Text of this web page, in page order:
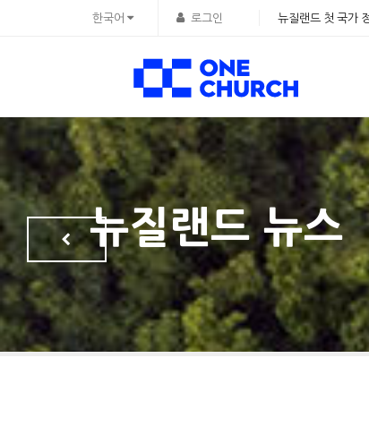
한국어 로그인 뉴질랜드 첫 국가
뉴질랜드 뉴스
Sketchbook5, 스케치북5